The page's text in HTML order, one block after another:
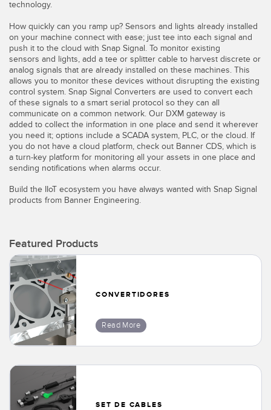
Slot and Label Sensors
Sensores de Marca de Registro, Color y Luminiscencia
Pick-to Light Sensors
Sensores de Temperatura
Matrices de Detección y Sensores de Haz Ancho
Sensores de Monitoreo de Condiciones
Wireless Condition Monitoring Sensors
Sensor de Vibración
ACCESORIOS
Convertidores
Set de Cables
SOFTWARE
Software de Configuración para Sensor GUI
Monitoreo de Nivel en Tanque
Comunicaciones de Fábrica
ENLACES RELACIONADOS
IO-Link
Lavado a Presión
technology.
How quickly can you ramp up? Sensors and lights already installed
on your machine connect with ease; just tee into each signal and
push it to the cloud with Snap Signal. To monitor existing
sensors and lights, add a tee or splitter cable to harvest discrete or
analog signals that are already installed on these machines. This
allows you to monitor these devices without disrupting the existing
control system. Snap Signal Converters are used to convert each
of these signals to a smart serial protocol so they can all
communicate on a common network. Our DXM gateway is
added to collect the information in one place and send it wherever
you need it; options include a SCADA system, PLC, or the cloud. If
you do not have a cloud platform, check out Banner CDS, which is
a turn-key platform for monitoring all your assets in one place and
sending notifications when alarms occur.
Build the IIoT ecosystem you have always wanted with Snap Signal
products from Banner Engineering.
Featured Products
CONVERTIDORES
Read More
SET DE CABLES